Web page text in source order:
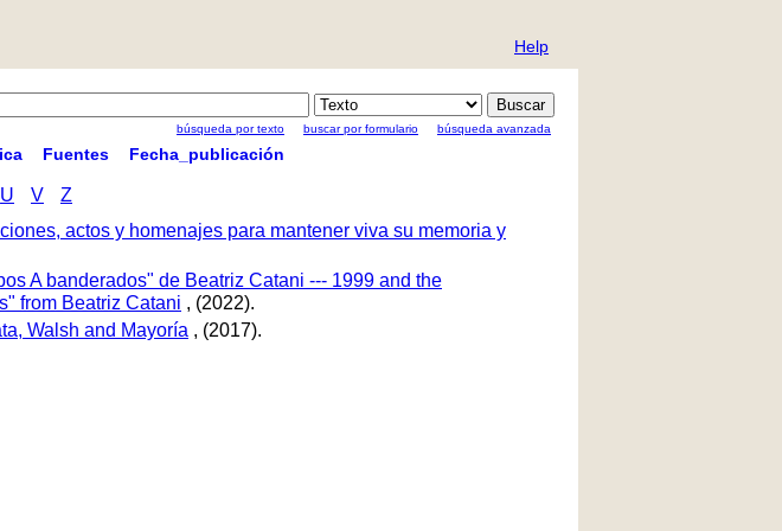
Help
búsqueda por texto buscar por formulario búsqueda avanzada
Fuentes Fecha_publicación
U V
Z
actos y homenajes para mantener viva su memoria y
A banderados" de Beatriz Catani --- 1999 and the
from Beatriz Catani , (2022).
Walsh and Mayoría , (2017).